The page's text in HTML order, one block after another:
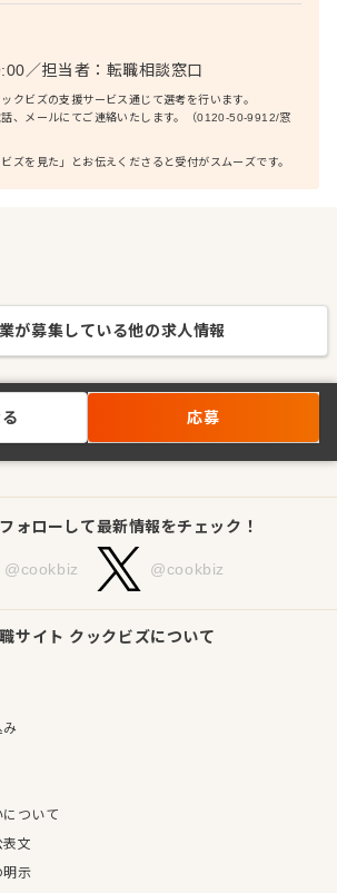
／担当者： 転職相談窓口
クビズの支援サービス通じて選考を行います。
、メールにてご連絡いたします。（0120-50-9912/窓
ズを見た」とお伝えくださると受付がスムーズです。
が募集している他の求人情報
応募
ォローして最新情報をチェック！
@cookbiz @cookbiz
サイト クックビズについて
ついて
文
明示